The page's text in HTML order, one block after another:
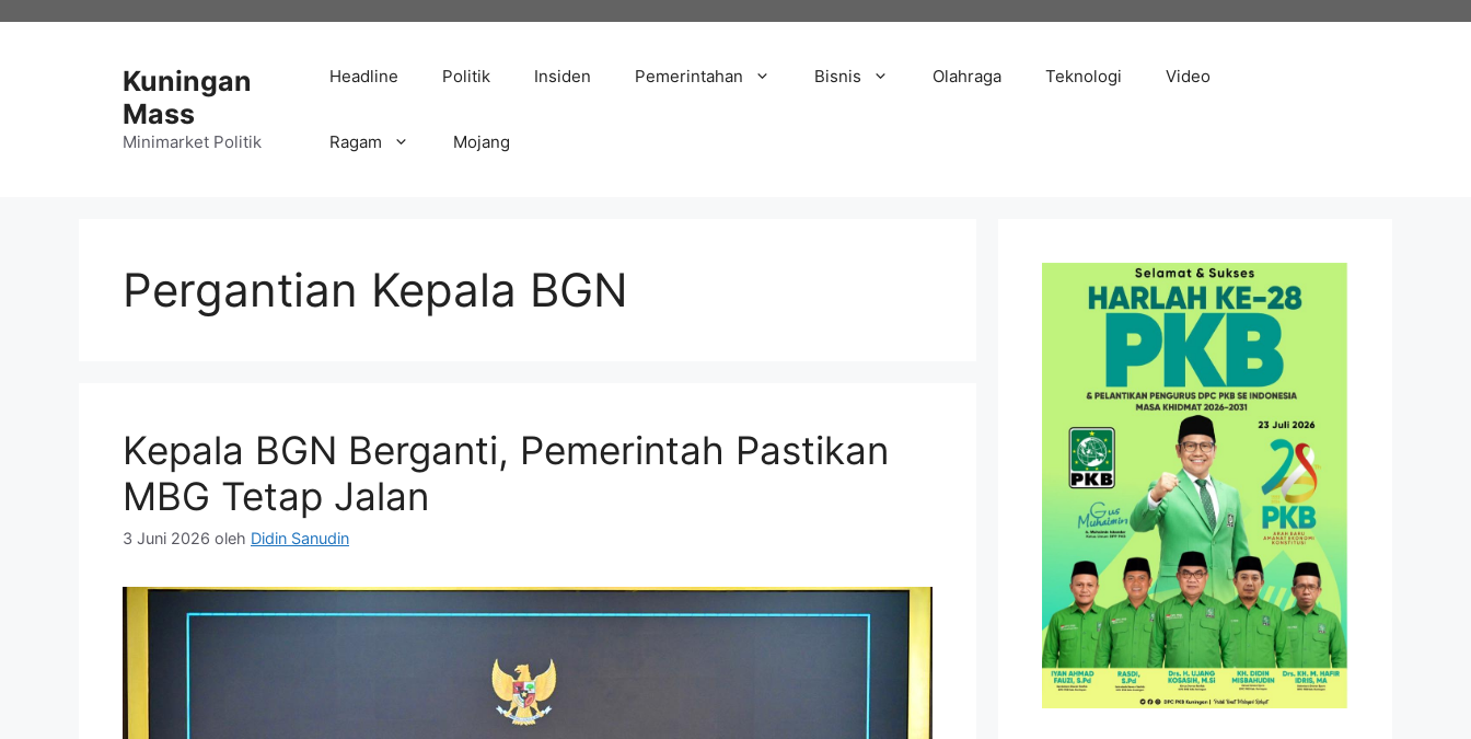
Kuningan
Mass
Minimarket Politik
Headline Politik Insiden Pemerintahan Bisnis Olahraga Teknologi Video
Ragam Mojang
Pergantian Kepala BGN
Kepala BGN Berganti, Pemerintah Pastikan
MBG Tetap Jalan
3 Juni 2026 oleh Didin Sanudin